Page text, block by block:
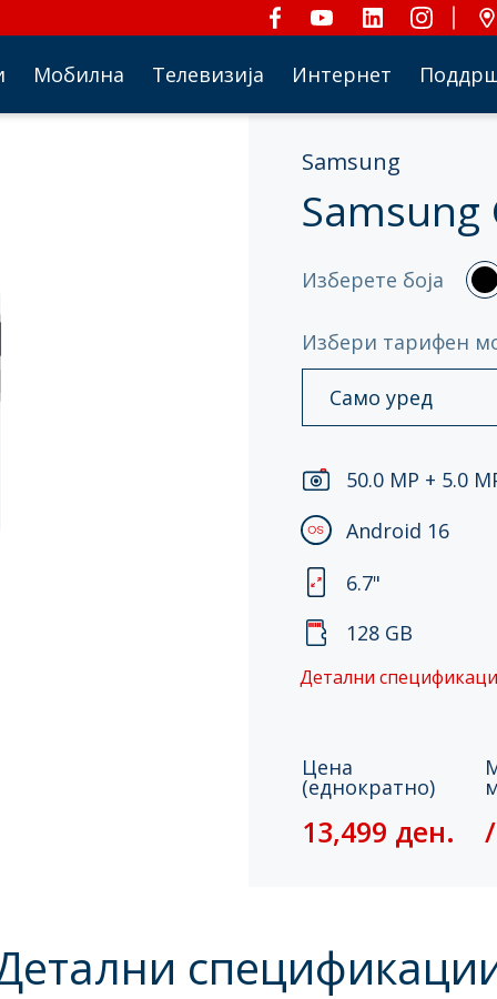
Мобилна Телевизија Интернет
Samsung
Samsung
Изберете боја
Избери тарифен
Само уред
50.0 MP + 5.0
Android 16
6.7"
128 GB
Детални
Цена
(еднократно)
13,499 ден. /